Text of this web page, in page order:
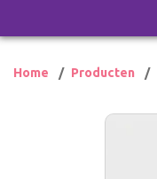
Home Producten